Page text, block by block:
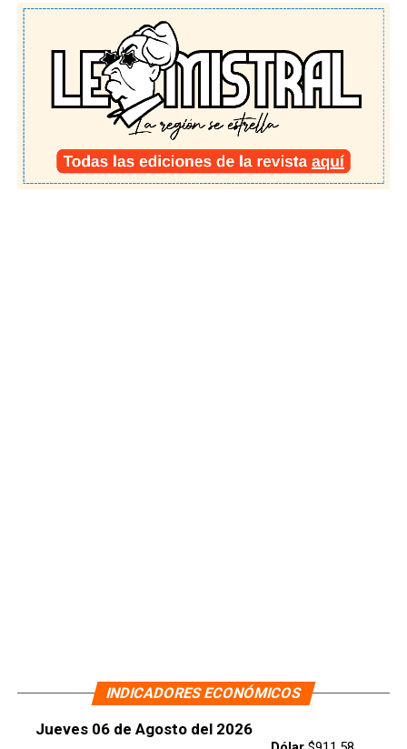
INDICADORES ECONÓMICOS
Jueves 06 de Agosto del 2026